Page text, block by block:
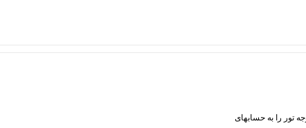
تور را به حسابهای